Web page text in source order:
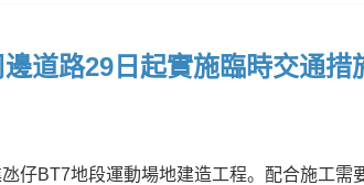
道路29日起實施臨時交通措
仔BT7地段運動場地建造工程。配合施工需